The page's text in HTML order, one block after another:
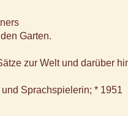
Garten.
zur Welt und darüber
Sprachspielerin; * 1951